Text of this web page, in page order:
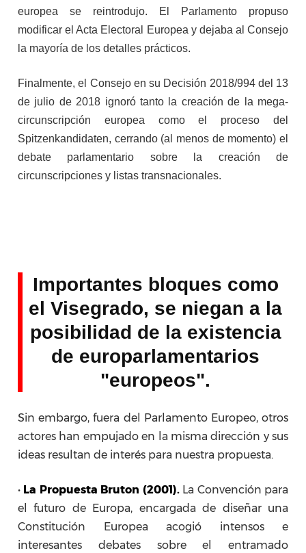
europea se reintrodujo. El Parlamento propuso
modificar el Acta Electoral Europea y dejaba al Consejo
la mayoría de los detalles prácticos.
Finalmente, el Consejo en su Decisión 2018/994 del 13
de julio de 2018 ignoró tanto la creación de la mega-
circunscripción europea como el proceso del
Spitzenkandidaten, cerrando (al menos de momento) el
debate parlamentario sobre la creación de
circunscripciones y listas transnacionales.
Importantes bloques como
el Visegrado, se niegan a la
posibilidad de la existencia
de europarlamentarios
"europeos".
Sin embargo, fuera del Parlamento Europeo, otros
actores han empujado en la misma dirección y sus
ideas resultan de interés para nuestra propuesta.
• La Propuesta Bruton (2001).La Convención para
el futuro de Europa, encargada de diseñar una
Constitución Europea acogió intensos e
interesantes debates sobre el entramado